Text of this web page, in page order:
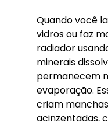
Quando você
vidros ou faz
radiador
minerais
permanecem
evaporação.
criam